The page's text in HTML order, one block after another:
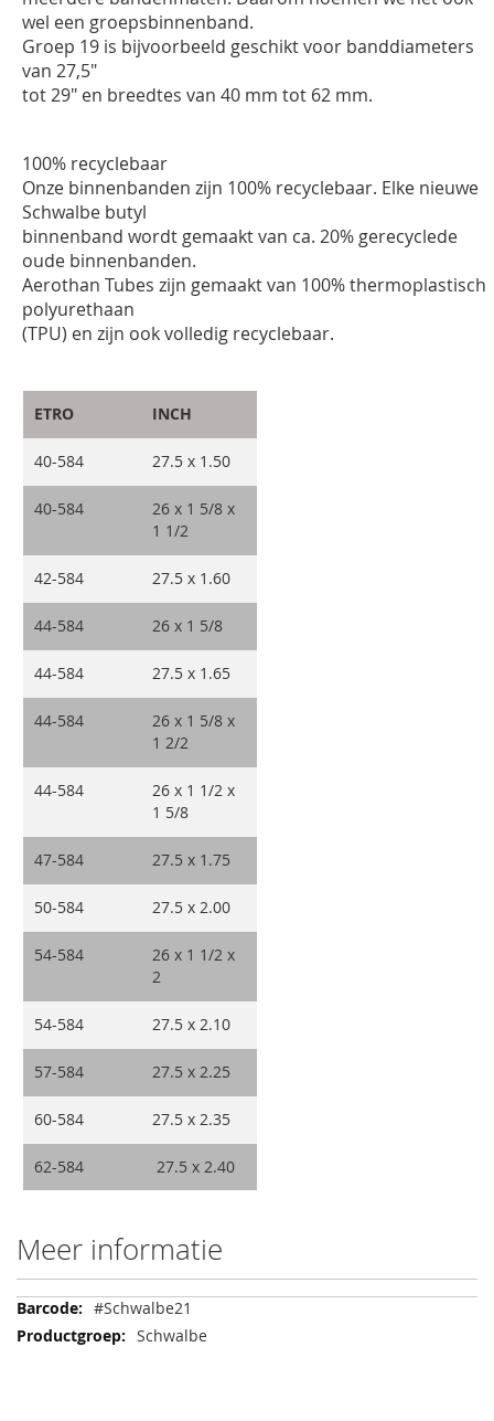
wel een groepsbinnenband.
Groep 19 is bijvoorbeeld geschikt voor banddiameters
van 27,5"
tot 29" en breedtes van 40 mm tot 62 mm.
100% recyclebaar
Onze binnenbanden zijn 100% recyclebaar. Elke nieuwe
Schwalbe butyl
binnenband wordt gemaakt van ca. 20% gerecyclede
oude binnenbanden.
Aerothan Tubes zijn gemaakt van 100% thermoplastisch
polyurethaan
(TPU) en zijn ook volledig recyclebaar.
ETRO INCH
40-584 27.5 x 1.50
40-584
26 x 1 5/8 x
1 1/2
42-584 27.5 x 1.60
44-584 26 x 1 5/8
44-584 27.5 x 1.65
44-584
26 x 1 5/8 x
1 2/2
44-584
26 x 1 1/2 x
1 5/8
47-584 27.5 x 1.75
50-584 27.5 x 2.00
54-584
26 x 1 1/2 x
2
54-584 27.5 x 2.10
57-584 27.5 x 2.25
60-584 27.5 x 2.35
62-584 27.5 x 2.40
Meer informatie
Meer
informatie
#Schwalbe21
Schwalbe